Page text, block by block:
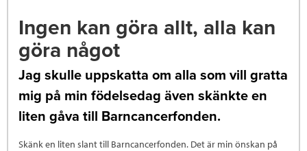
Ingen kan göra allt, alla kan
göra något
Jag skulle uppskatta om alla som vill gratta
mig på min födelsedag även skänkte en
liten gåva till Barncancerfonden.
Skänk en liten slant till Barncancerfonden. Det är min önskan på